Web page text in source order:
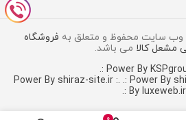
فروشگاه
مشعل کالا می باشد.
.: Power By
By luxeweb.ir :.